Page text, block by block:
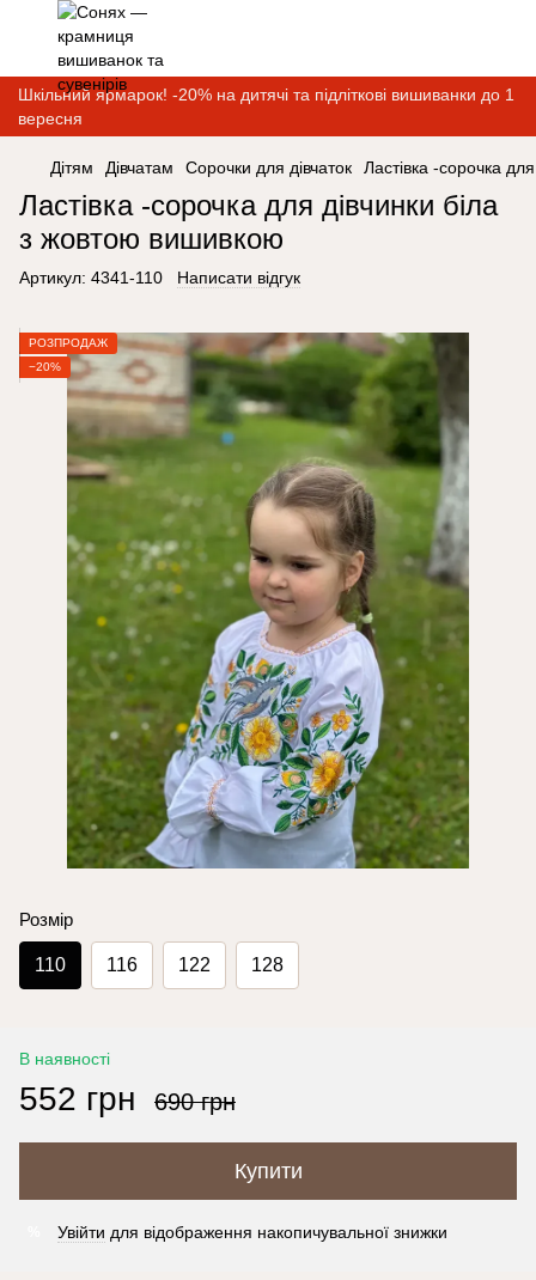
Шкільний ярмарок! -20% на дитячі та підліткові вишиванки до 1
вересня
Дітям Дівчатам Сорочки для дівчаток Ластівка -сорочка
Ластівка -сорочка для дівчинки біла
з жовтою вишивкою
Артикул: 4341-110 Написати відгук
РОЗПРОДАЖ
−20%
Розмір
110 116 122 128
В наявності
552 грн 690 грн
Купити
Увійти для відображення накопичувальної знижки